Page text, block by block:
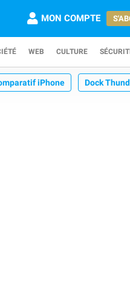
MON COMPTE
WEB CULTURE
iPhone Dock